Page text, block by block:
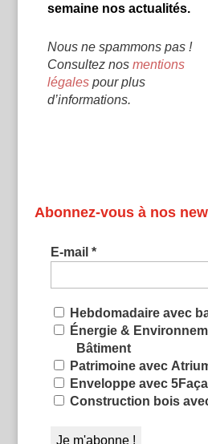
semaine nos actualités.
Nous ne spammons pas !
Consultez nos mentions
légalespour plus
d’informations.
Abonnez-vous à nos
E-mail *
Hebdomadaire avec
Énergie &
Bâtiment
Patrimoine avec
Enveloppe avec
Construction bois